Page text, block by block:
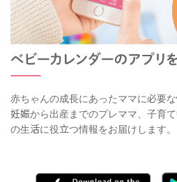
赤ちゃんの成長にあったママに必要
妊娠から出産までのプレママ、子育
の生活に役立つ情報をお届けします。